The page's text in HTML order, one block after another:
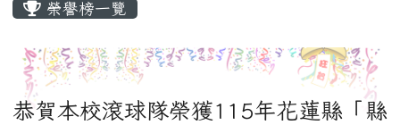
榮譽榜一覽
恭賀本校滾球隊榮獲115年花蓮縣「縣